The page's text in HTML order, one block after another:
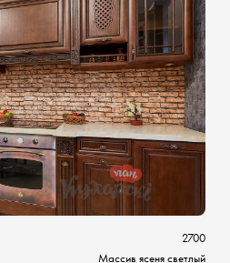
2700
Массив ясеня светлый